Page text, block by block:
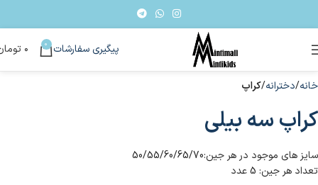
پیگیری سفارشات 0 ۰
خانه دخترانه کراپ
کراپ سه بیلی
سایز های موجود در هر جین:50/55/60/65/70
تعداد هر جین: 5 عدد